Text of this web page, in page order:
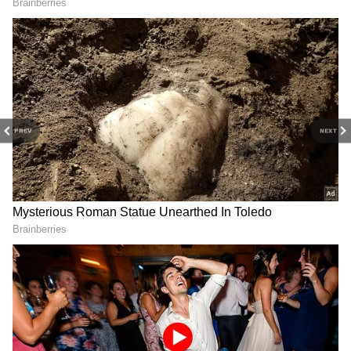
PREV NEXT
RECOMMENDED STORIES
Tamil Nadu CM Vijay
Assembly Speech:
தமிழ்நாட்டிற்காக எந்த
அவமானத்தையும்
தாங்கிக்கொள்வேன்.!
சட்டசபையில் அடித்து
பேசிய முதல்வர் விஜய்.!
kalaignar karunanidhi:
கலைஞரின் வார்த்தை
சொற்களை வீசி சிரிக்க
வைத்த வசீகரன்.! பாமர
மக்களையும் ரசிக்க
வைத்த அல்டிமேட்
அரசியல் பேச்சு.!